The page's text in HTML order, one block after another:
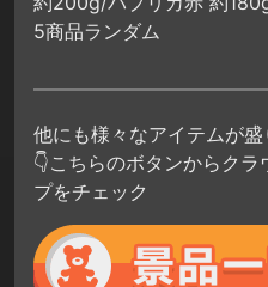
5商品ランダム
他にも様々なアイテムが盛
👇こちらのボタンからク
プをチェック